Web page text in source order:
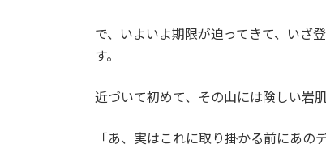
で、いよいよ期限が迫ってきて、いざ
す。
近づいて初めて、その山には険しい岩
「あ、実はこれに取り掛かる前にあの